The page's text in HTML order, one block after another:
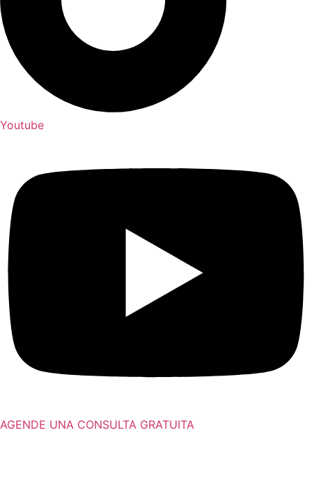
Youtube
AGENDE UNA CONSULTA GRATUITA